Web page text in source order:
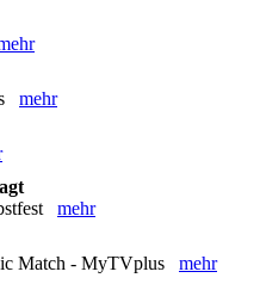
mehr
mehr
Match - MyTVplus mehr